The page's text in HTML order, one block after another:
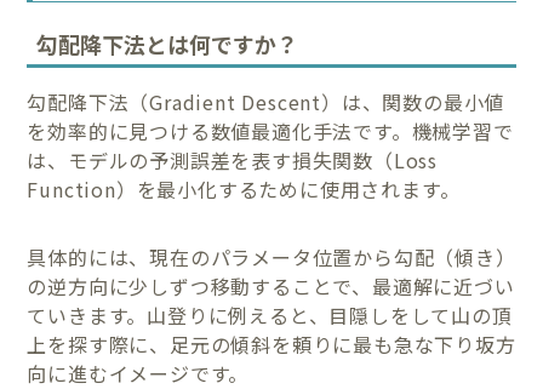
勾配降下法とは何ですか？
勾配降下法（Gradient Descent）は、関数の最小値
を効率的に見つける数値最適化手法です。機械学習で
は、モデルの予測誤差を表す損失関数（Loss
Function）を最小化するために使用されます。
具体的には、現在のパラメータ位置から勾配（傾き）
の逆方向に少しずつ移動することで、最適解に近づい
ていきます。山登りに例えると、目隠しをして山の頂
上を探す際に、足元の傾斜を頼りに最も急な下り坂方
向に進むイメージです。